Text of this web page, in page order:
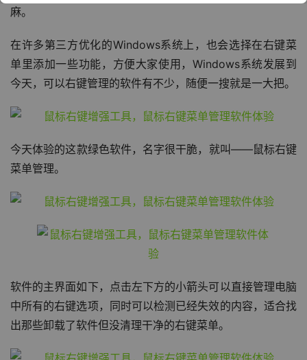
麻。
在许多第三方优化的Windows系统上，也会选择在右键菜
单里添加一些功能，方便大家使用，Windows系统发展到
今天，可以右键管理的软件有不少，随便一搜就是一大把。
今天体验的这款绿色软件，名字很干脆，就叫——鼠标右键
菜单管理。
软件的主界面如下，点击左下方的小箭头可以直接管理电脑
中所有的右键选项，同时可以检测已经失效的内容，适合找
出那些卸载了软件但没清理干净的右键菜单。